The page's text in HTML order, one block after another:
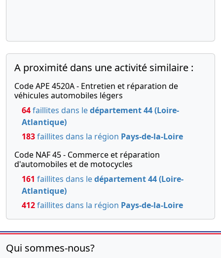
A proximité dans une activité similaire :
Code APE 4520A - Entretien et réparation de
véhicules automobiles légers
64faillites dans ledépartement 44 (Loire-
Atlantique)
183faillites dans la région Pays-de-la-Loire
Code NAF 45 - Commerce et réparation
d'automobiles et de motocycles
161 faillites dans ledépartement 44 (Loire-
Atlantique)
412faillites dans la région Pays-de-la-Loire
Qui sommes-nous?